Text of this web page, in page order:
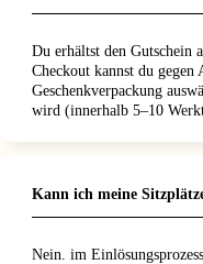
Du erhältst den
Checkout kannst du gegen
Geschenkverpackung
wird (innerhalb 5–10
Kann ich meine
Nein. im